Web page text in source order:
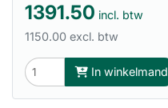
1391.50 incl. btw
1150.00 excl. btw
In winkelmand